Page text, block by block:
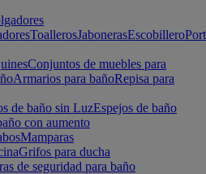
ToallerosJabonerasEscobillero
Conjuntos de muebles para
Armarios para bañoRepisa para
de baño sin LuzEspejos de baño
con aumento
Mamparas
Grifos para ducha
de seguridad para baño